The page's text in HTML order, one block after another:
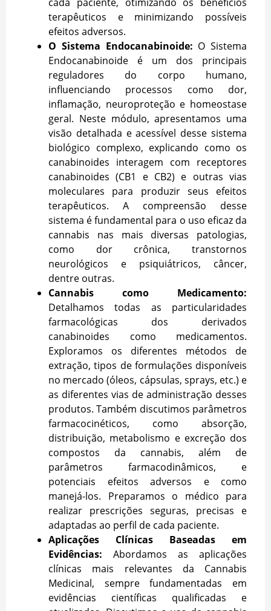
terapêuticos e minimizando possíveis
efeitos adversos.
O Sistema Endocanabinoide: O Sistema
Endocanabinoide é um dos principais
reguladores do corpo humano,
influenciando processos como dor,
inflamação, neuroproteção e homeostase
geral. Neste módulo, apresentamos uma
visão detalhada e acessível desse sistema
biológico complexo, explicando como os
canabinoides interagem com receptores
canabinoides (CB1 e CB2) e outras vias
moleculares para produzir seus efeitos
terapêuticos. A compreensão desse
sistema é fundamental para o uso eficaz da
cannabis nas mais diversas patologias,
como dor crônica, transtornos
neurológicos e psiquiátricos, câncer,
dentre outras.
Cannabis como Medicamento:
Detalhamos
todas as particularidades
farmacológicas dos derivados
canabinoides como medicamentos.
Exploramos os diferentes métodos de
extração, tipos de formulações disponíveis
no mercado (óleos, cápsulas, sprays, etc.) e
as diferentes vias de administração desses
produtos. Também discutimos parâmetros
farmacocinéticos, como absorção,
distribuição, metabolismo e excreção dos
compostos da cannabis, além de
parâmetros farmacodinâmicos, e
potenciais efeitos adversos e como
manejá-los. Preparamos o médico para
realizar prescrições seguras, precisas e
adaptadas ao perfil de cada paciente.
Aplicações Clínicas Baseadas em
Evidências: Abordamos as aplicações
clínicas mais relevantes da Cannabis
Medicinal, sempre fundamentadas em
evidências científicas qualificadas e